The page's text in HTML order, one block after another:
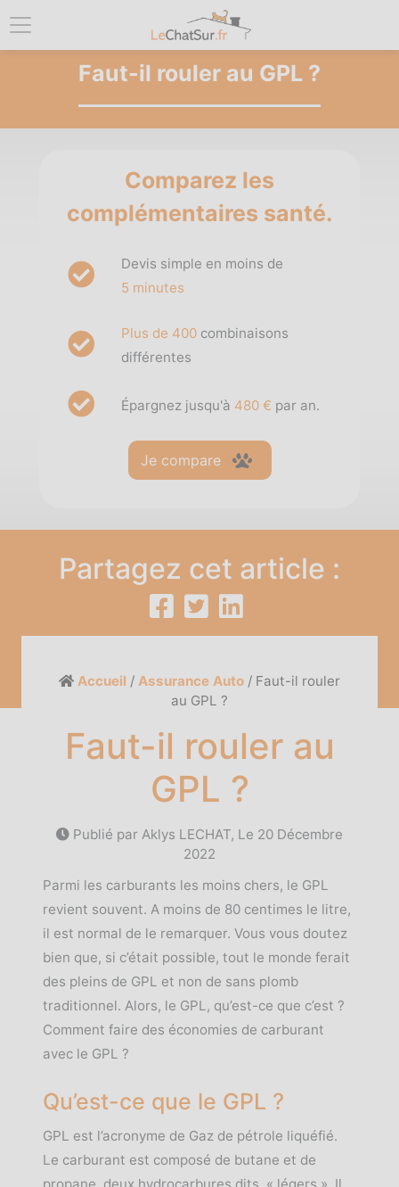
Faut-il rouler au GPL ?
Comparez les
complémentaires santé.
Devis simple en moins de
5 minutes
Plus de 400 combinaisons
différentes
Épargnez jusqu'à 480 € par an.
Je compare
Partagez cet article :
Accueil / Assurance Auto / Faut-il rouler
au GPL ?
Faut-il rouler au
GPL ?
Publié par Aklys LECHAT, Le 20 Décembre
2022
Parmi les carburants les moins chers, le GPL
revient souvent. A moins de 80 centimes le litre,
il est normal de le remarquer. Vous vous doutez
bien que, si c’était possible, tout le monde ferait
des pleins de GPL et non de sans plomb
traditionnel. Alors, le GPL, qu’est-ce que c’est ?
Comment faire des économies de carburant
avec le GPL ?
Qu’est-ce que le GPL ?
GPL est l’acronyme de Gaz de pétrole liquéfié.
Le carburant est composé de butane et de